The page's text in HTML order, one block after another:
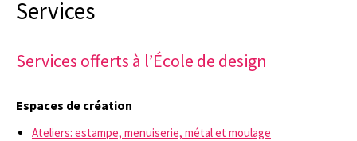
Services
Services offerts à l’École de design
Espaces de création
Ateliers: estampe, menuiserie, métal et moulage